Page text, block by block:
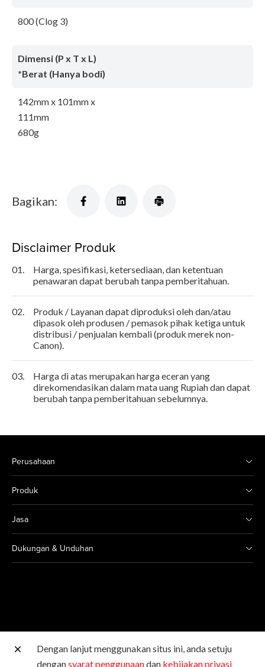
800 (Clog 3)
Dimensi (P x T x L)
*Berat (Hanya bodi)
142mm x 101mm x
111mm
680g
Bagikan:
Disclaimer Produk
01.
Harga, spesifikasi, ketersediaan, dan ketentuan
penawaran dapat berubah tanpa pemberitahuan.
02.
Produk / Layanan dapat diproduksi oleh dan/atau
dipasok oleh produsen / pemasok pihak ketiga untuk
distribusi / penjualan kembali (produk merek non-
Canon).
03.
Harga di atas merupakan harga eceran yang
direkomendasikan dalam mata uang Rupiah dan dapat
berubah tanpa pemberitahuan sebelumnya.
Perusahaan
Produk
Jasa
Dukungan & Unduhan
Situs Canon lainnya
Dengan lanjut menggunakan situs ini, anda setuju
dengansyarat penggunaandan kebijakan privasi